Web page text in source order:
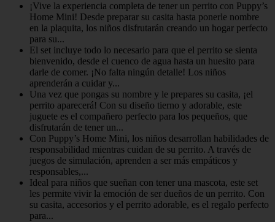
¡Vive la experiencia completa de tener un perrito con Puppy’s
Home Mini! Desde preparar su casita hasta ponerle nombre
en la plaquita, los niños disfrutarán creando un hogar perfecto
para su...
El set incluye todo lo necesario para que el perrito se sienta
bienvenido, desde el cuenco de agua hasta un huesito para
darle de comer. ¡No falta ningún detalle! Los niños
aprenderán a cuidar y...
Una vez que pongas su nombre y le prepares su casita, ¡el
perrito aparecerá! Con su diseño tierno y adorable, este
juguete es el compañero perfecto para los pequeños, que
disfrutarán de tener un...
Con Puppy’s Home Mini, los niños desarrollan habilidades de
responsabilidad mientras cuidan de su perrito. A través de
juegos de simulación, aprenden a ser más empáticos y
responsables,...
Ideal para niños que sueñan con tener una mascota, este set
les permite vivir la emoción de ser dueños de un perrito. Con
su casita, accesorios y el perrito adorable, es el regalo perfecto
para...